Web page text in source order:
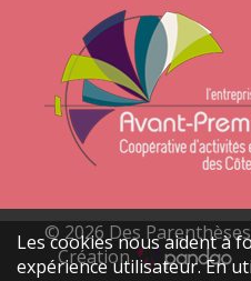
Les cookies nous aident à
expérience utilisateur. En
© 2026 Des
Création